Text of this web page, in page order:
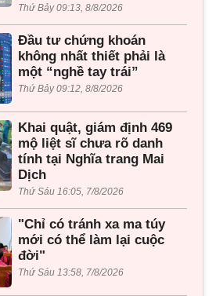
Thứ Bảy 09:13, 8/8/2026
Đầu tư chứng khoán
không nhất thiết phải là
một “nghề tay trái”
Thứ Bảy 09:12, 8/8/2026
Khai quật, giám định 469
mộ liệt sĩ chưa rõ danh
tính tại Nghĩa trang Mai
Dịch
Thứ Sáu 16:05, 7/8/2026
"Chỉ có tránh xa ma túy
mới có thể làm lại cuộc
đời"
Thứ Sáu 13:58, 7/8/2026